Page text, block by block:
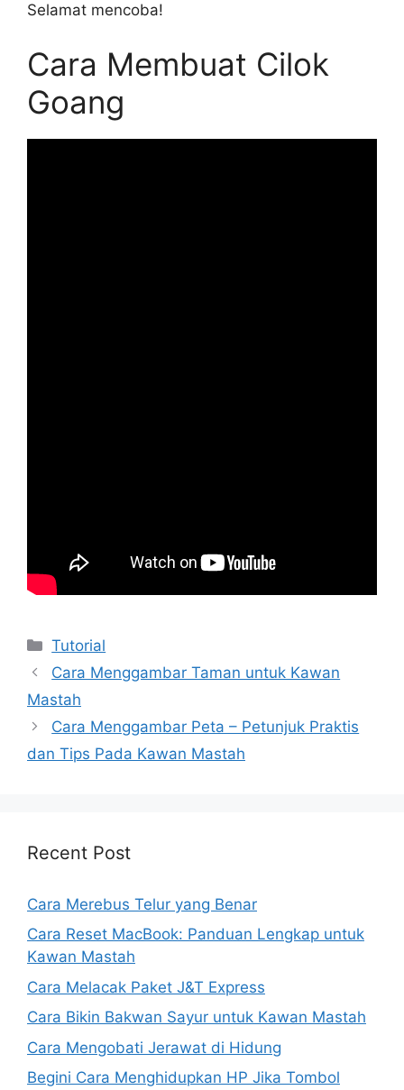
Selamat mencoba!
Cara Membuat Cilok
Goang
Kategori
Tutorial
Cara Menggambar Taman untuk Kawan
Mastah
Cara Menggambar Peta – Petunjuk Praktis
dan Tips Pada Kawan Mastah
Recent Post
Cara Merebus Telur yang Benar
Cara Reset MacBook: Panduan Lengkap untuk
Kawan Mastah
Cara Melacak Paket J&T Express
Cara Bikin Bakwan Sayur untuk Kawan Mastah
Cara Mengobati Jerawat di Hidung
Begini Cara Menghidupkan HP Jika Tombol